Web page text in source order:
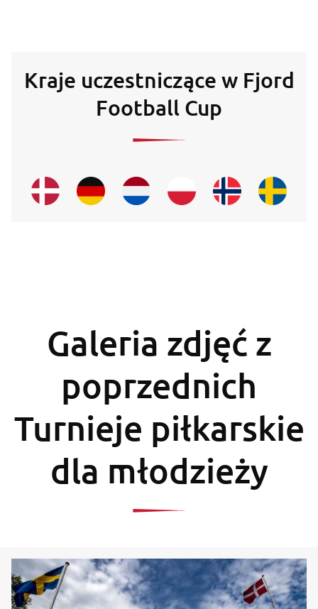
Kraje uczestniczące w Fjord
Football Cup
Galeria zdjęć z
poprzednich
Turnieje piłkarskie
dla młodzieży